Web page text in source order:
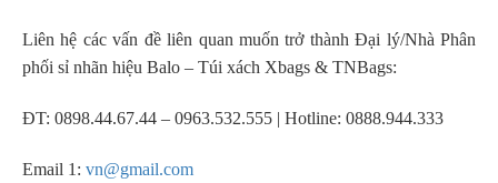
Liên hệ các vấn đề liên quan muốn trở thành Đại lý/Nhà Phân
phối sỉ nhãn hiệu Balo – Túi xách Xbags & TNBags:
ĐT: 0898.44.67.44 – 0963.532.555 | Hotline: 0888.944.333
Email 1: vn@gmail.com